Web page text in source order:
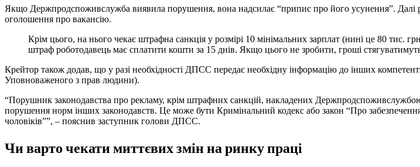
Якщо Держпродспоживслужба виявила порушення, вона надсилає “припис про його усунення”. Далі
оголошення про вакансію.
Крім цього, на нього чекає штрафна санкція у розмірі 10 мінімальних зарплат (нині це 80 тис.
штраф роботодавець має сплатити кошти за 15 днів. Якщо цього не зробити, гроші
Крейтор також додав, що у разі необхідності ДПСС передає необхідну інформацію до інших
Уповноваженого з прав людини).
“Порушник законодавства про рекламу, крім штрафних санкцій, накладених
порушення норм інших законодавств. Це може бути Кримінальний кодекс або закон “Про
чоловіків””, – пояснив заступник голови ДПСС.
Чи варто чекати миттєвих змін на ринку праці